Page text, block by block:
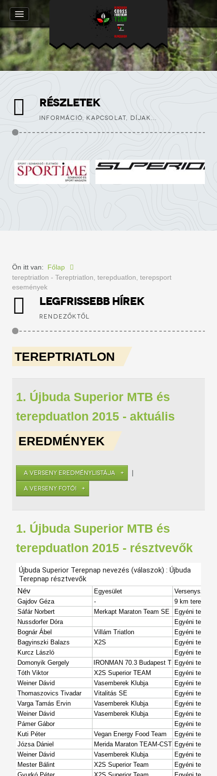
RÉSZLETEK
INFORMÁCIÓ, KAPCSOLAT, DÍJAK...
Ön itt van: Főlap
tereptriatlon - Tereptriatlon, terepduatlon, terepsport
események
LEGFRISSEBB HÍREK
RENDEZŐKTŐL
TEREPTRIATLON
1. Újbuda Superior MTB és
terepduatlon 2015 - aktuális
EREDMÉNYEK
A VERSENY EREDMÉNYLISTÁJA |
A VERSENY FOTÓI
1. Újbuda Superior MTB és
terepduatlon 2015 - résztvevők